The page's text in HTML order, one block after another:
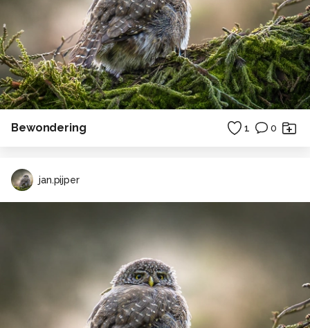
Bewondering 1 0
jan.pijper